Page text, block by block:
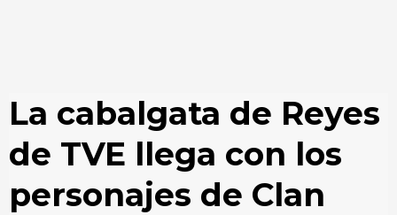
La cabalgata de Reyes
de TVE llega con los
personajes de Clan